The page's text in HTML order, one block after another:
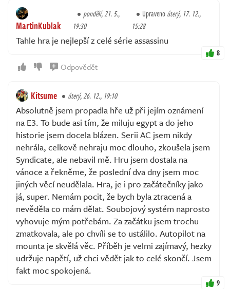
MartinKublak
pondělí, 21. 5.,
19:30
Upravenoúterý, 17. 12.,
15:28
Tahle hra je nejlepší z celé série assassinu
8
Odpovědět
Kitsume úterý, 26. 12., 19:10
Absolutně jsem propadla hře už při jejím oznámení
na E3. To bude asi tím, že miluju egypt a do jeho
historie jsem docela blázen. Serii AC jsem nikdy
nehrála, celkově nehraju moc dlouho, zkoušela jsem
Syndicate, ale nebavil mě. Hru jsem dostala na
vánoce a řekněme, že poslední dva dny jsem moc
jiných věcí neudělala. Hra, je i pro začátečníky jako
já, super. Nemám pocit, že bych byla ztracená a
nevěděla co mám dělat. Soubojový systém naprosto
vyhovuje mým potřebám. Za začátku jsem trochu
zmatkovala, ale po chvíli se to ustálilo. Autopilot na
mounta je skvělá věc. Příběh je velmi zajímavý, hezky
udržuje napětí, už chci vědět jak to celé skončí. Jsem
fakt moc spokojená.
9